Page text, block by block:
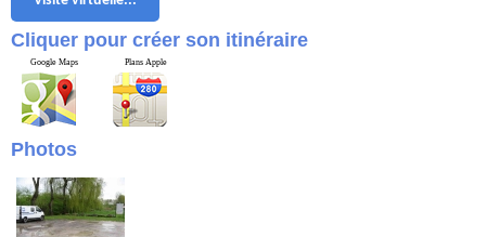
Cliquer pour créer son itinéraire
Google Maps Plans Apple
Photos